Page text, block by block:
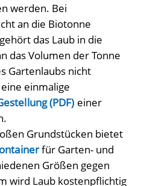
werden. Bei
an die Biotonne
das Laub in die
das Volumen der Tonne
Gartenlaubs nicht
einmalige
(PDF) einer
Grundstücken bietet
für Garten- und
Größen gegen
wird Laub kostenpflichtig